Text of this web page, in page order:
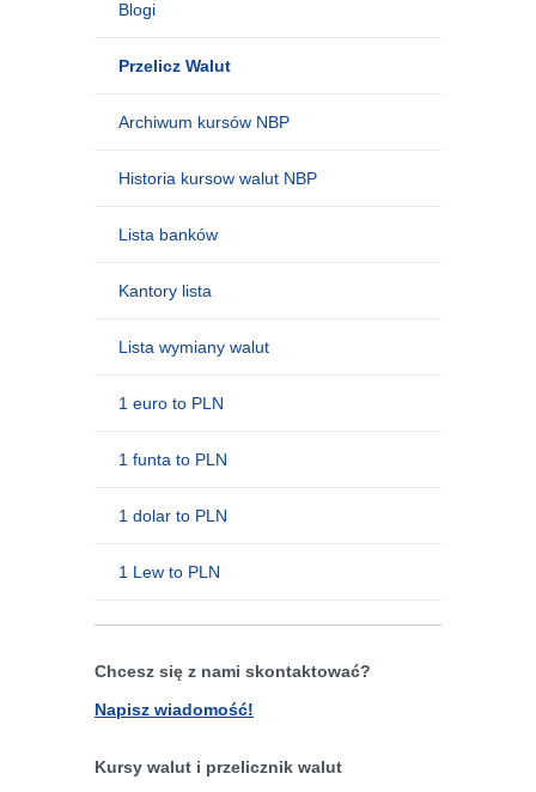
Blogi
Przelicz Walut
Archiwum kursów NBP
Historia kursow walut NBP
Lista banków
Kantory lista
Lista wymiany walut
1 euro to PLN
1 funta to PLN
1 dolar to PLN
1 Lew to PLN
Chcesz się z nami skontaktować?
Napisz wiadomość!
Kursy walut i przelicznik walut